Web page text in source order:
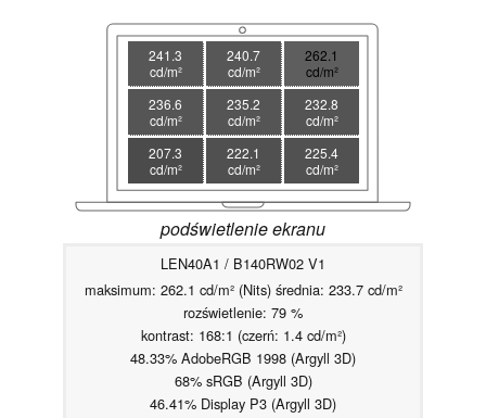
241.3
cd/m²
240.7
cd/m²
262.1
cd/m²
236.6
cd/m²
235.2
cd/m²
232.8
cd/m²
207.3
cd/m²
222.1
cd/m²
225.4
cd/m²
podświetlenie ekranu
LEN40A1 / B140RW02 V1
maksimum: 262.1 cd/m² (Nits) średnia: 233.7 cd/m²
rozświetlenie: 79 %
kontrast: 168:1 (czerń: 1.4 cd/m²)
48.33% AdobeRGB 1998 (Argyll 3D)
68% sRGB (Argyll 3D)
46.41% Display P3 (Argyll 3D)